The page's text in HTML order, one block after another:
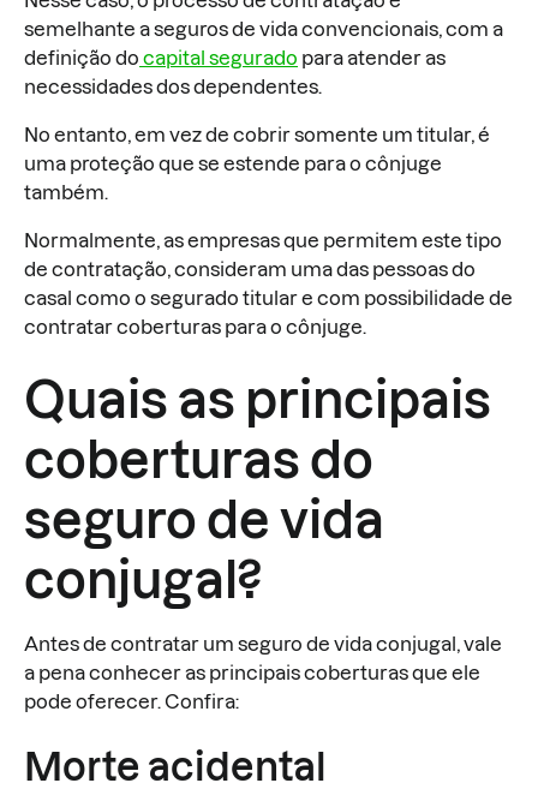
semelhante a seguros de vida convencionais, com a
definição do capital segurado para atender as
necessidades dos dependentes.
No entanto, em vez de cobrir somente um titular, é
uma proteção que se estende para o cônjuge
também.
Normalmente, as empresas que permitem este tipo
de contratação, consideram uma das pessoas do
casal como o segurado titular e com possibilidade de
contratar coberturas para o cônjuge.
Quais as principais
coberturas do
seguro de vida
conjugal?
Antes de contratar um seguro de vida conjugal, vale
a pena conhecer as principais coberturas que ele
pode oferecer. Confira:
Morte acidental